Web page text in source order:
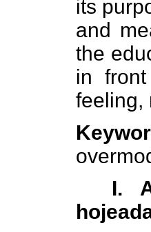
its
and
the
in
feeling,
I.